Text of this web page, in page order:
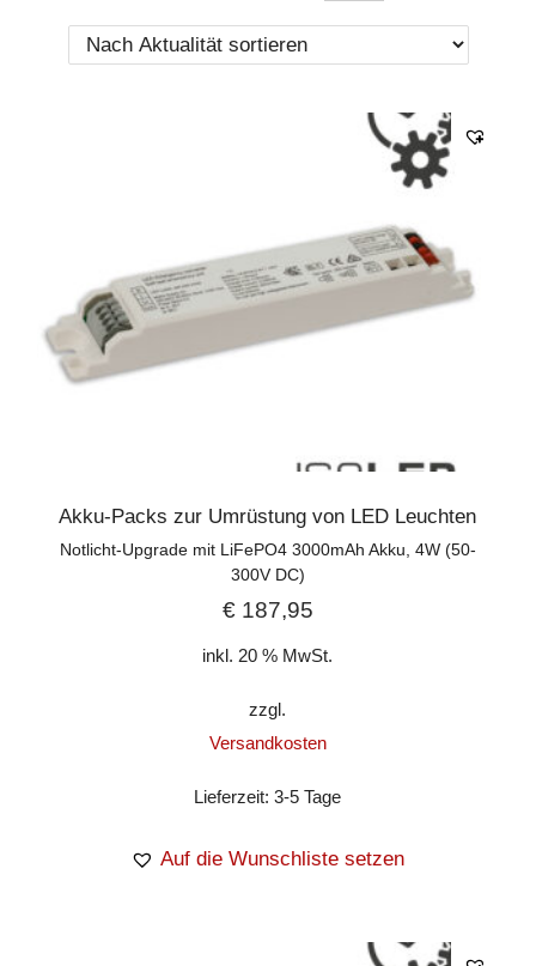
Akku-Packs zur Umrüstung von LED Leuchten
Notlicht-Upgrade mit LiFePO4 3000mAh Akku, 4W (50-
300V DC)
€187,95
inkl. 20 % MwSt.
zzgl.
Versandkosten
Lieferzeit:3-5 Tage
Auf die Wunschliste setzen